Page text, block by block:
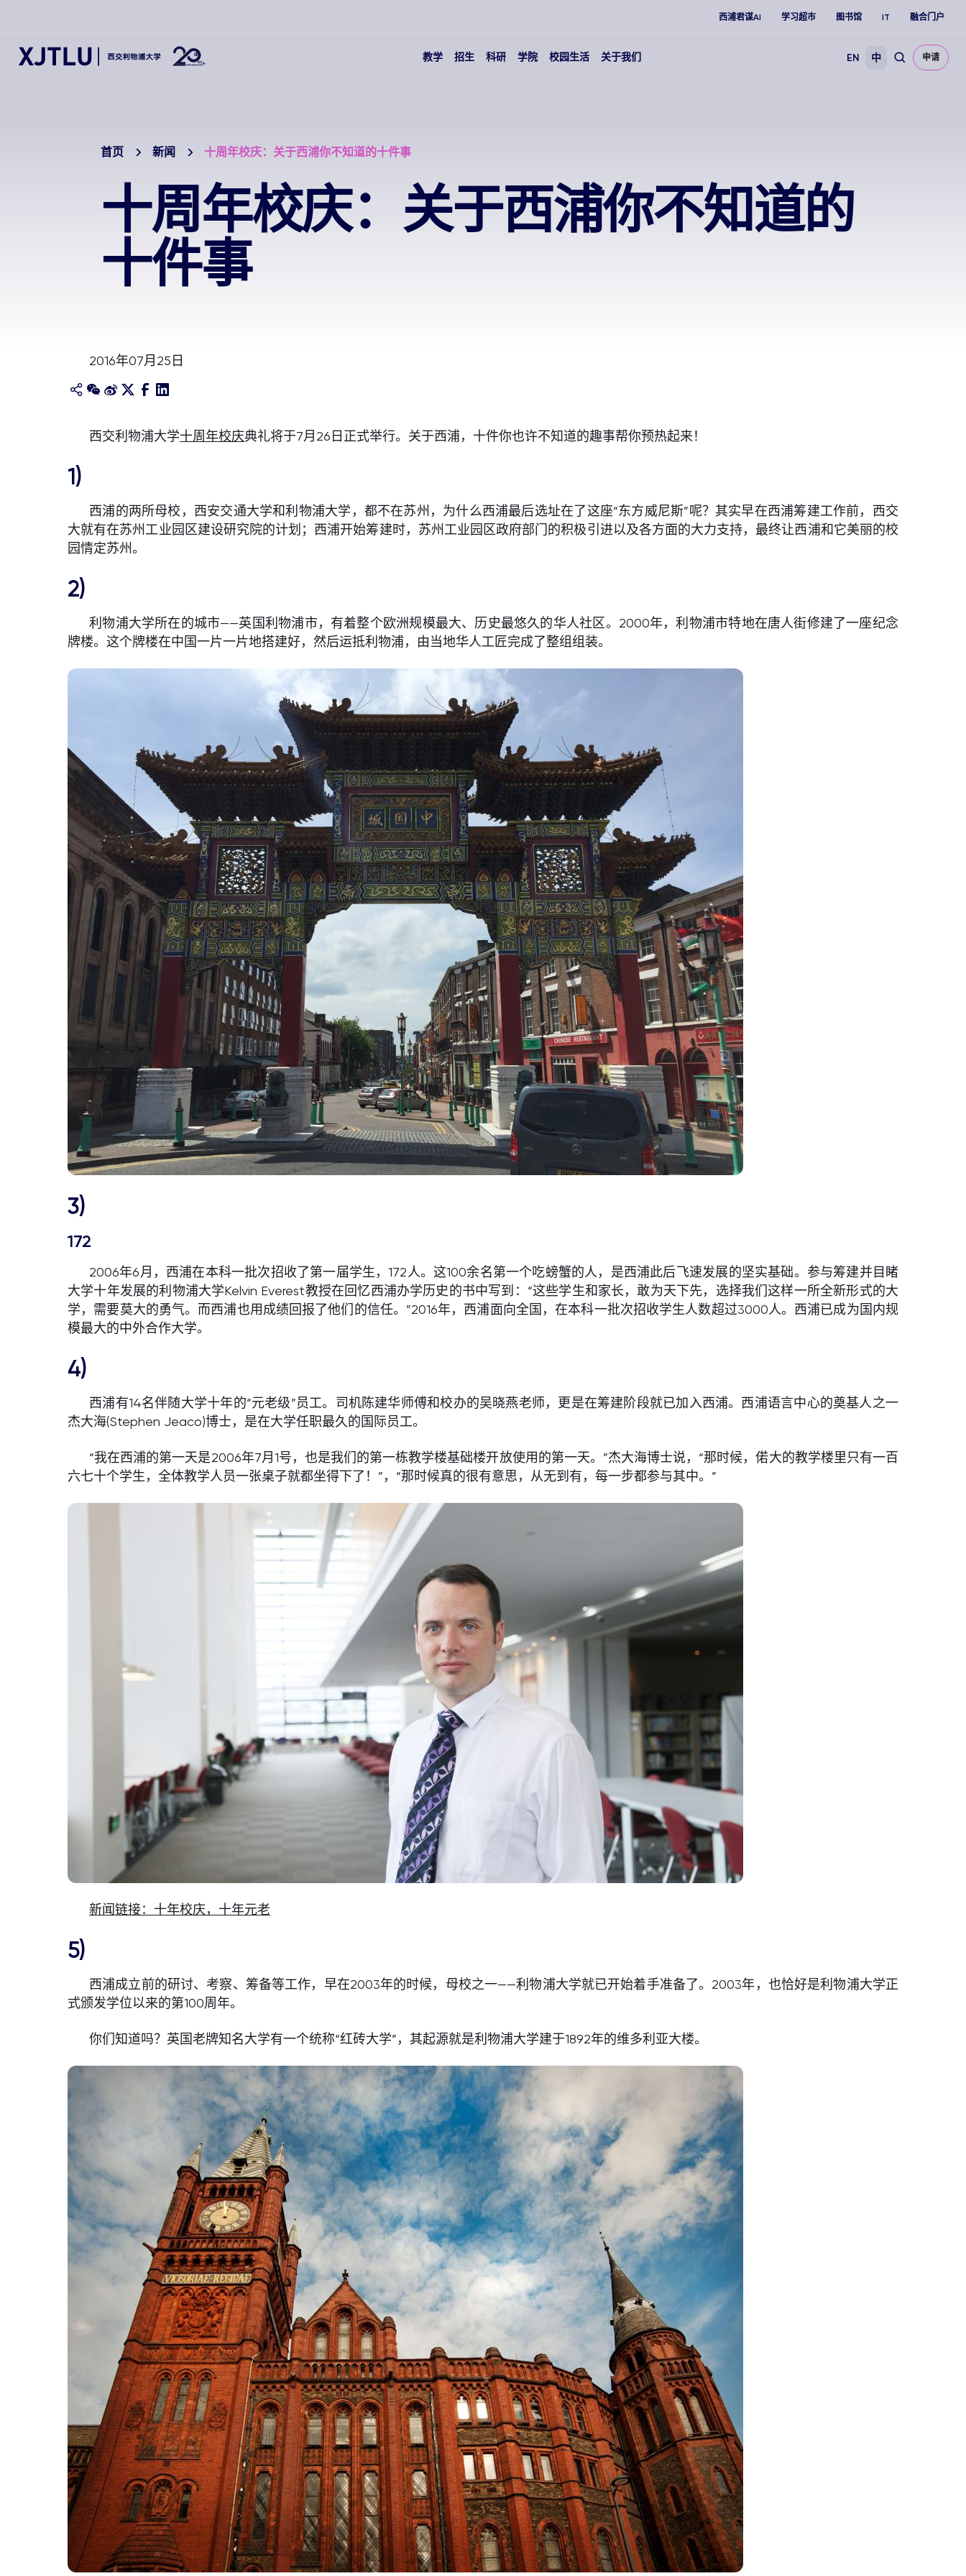
西浦君谋AI 学习超市 图书馆 IT 融合门户
教学 招生 科研 学院 校园生活 关于我们 EN 中 申请
首页 新闻 十周年校庆：关于西浦你不知道的十件事
十周年校庆：关于西浦你不知道的
十件事
2016年07月25日
西交利物浦大学十周年校庆典礼将于7月26日正式举行。关于西浦，十件你也许不知道的趣事帮你预热起来！
1)
西浦的两所母校，西安交通大学和利物浦大学，都不在苏州，为什么西浦最后选址在了这座“东方威尼斯”呢？其实早在西浦筹建工作前，西交
大就有在苏州工业园区建设研究院的计划；西浦开始筹建时，苏州工业园区政府部门的积极引进以及各方面的大力支持，最终让西浦和它美丽的校
园情定苏州。
2)
利物浦大学所在的城市——英国利物浦市，有着整个欧洲规模最大、历史最悠久的华人社区。2000年，利物浦市特地在唐人街修建了一座纪念
牌楼。这个牌楼在中国一片一片地搭建好，然后运抵利物浦，由当地华人工匠完成了整组组装。
3)
172
2006年6月，西浦在本科一批次招收了第一届学生，172人。这100余名第一个吃螃蟹的人，是西浦此后飞速发展的坚实基础。参与筹建并目睹
大学十年发展的利物浦大学Kelvin Everest教授在回忆西浦办学历史的书中写到：“这些学生和家长，敢为天下先，选择我们这样一所全新形式的大
学，需要莫大的勇气。而西浦也用成绩回报了他们的信任。”2016年，西浦面向全国，在本科一批次招收学生人数超过3000人。西浦已成为国内规
模最大的中外合作大学。
4)
西浦有14名伴随大学十年的“元老级”员工。司机陈建华师傅和校办的吴晓燕老师，更是在筹建阶段就已加入西浦。西浦语言中心的奠基人之一
杰大海(Stephen Jeaco)博士，是在大学任职最久的国际员工。
“我在西浦的第一天是2006年7月1号，也是我们的第一栋教学楼基础楼开放使用的第一天。”杰大海博士说，“那时候，偌大的教学楼里只有一百
六七十个学生，全体教学人员一张桌子就都坐得下了！”，“那时候真的很有意思，从无到有，每一步都参与其中。”
新闻链接：十年校庆，十年元老
5)
西浦成立前的研讨、考察、筹备等工作，早在2003年的时候，母校之一——利物浦大学就已开始着手准备了。2003年，也恰好是利物浦大学正
式颁发学位以来的第100周年。
你们知道吗？英国老牌知名大学有一个统称“红砖大学”，其起源就是利物浦大学建于1892年的维多利亚大楼。